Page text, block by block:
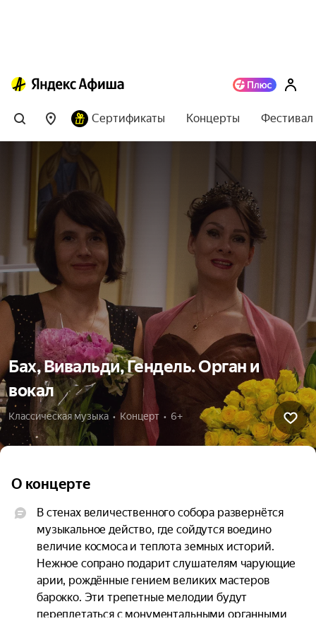
Сертификаты Концерты
Бах, Вивальди, Гендель. Орган и
вокал
Классическая музыка  •  Концерт  •  6+
О концерте
В стенах величественного собора развернётся
музыкальное действо, где сойдутся воедино
величие космоса и теплота земных историй.
Нежное сопрано подарит слушателям чарующие
арии, рождённые гением великих мастеров
барокко. Эти трепетные мелодии будут
переплетаться с монументальными органными